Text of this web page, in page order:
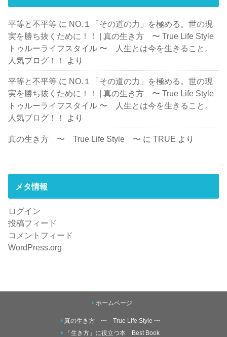
平等と不平等 に NO.１「その道の力」を極める。世の現
実を勝ち抜くために！！ | 真の生き方 〜 True Life Style
トゥルーライフスタイル 〜 人生とは今を生きること。
人気ブログ！！
より
平等と不平等 に NO.１「その道の力」を極める。世の現
実を勝ち抜くために！！ | 真の生き方 〜 True Life Style
トゥルーライフスタイル 〜 人生とは今を生きること。
人気ブログ！！
より
真の生き方 〜 True Life Style 〜 にTRUE より
メタ情報
ログイン
投稿フィード
コメントフィード
WordPress.org
ホームページ
真の生き方 〜 True Life Style 〜
「生き方」に役立つ本 Best Book